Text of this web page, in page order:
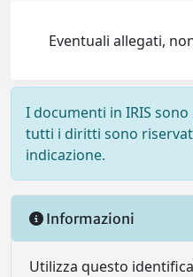
Eventuali allegati,
I documenti in IRIS
tutti i diritti sono
indicazione.
Informazioni
Utilizza questo